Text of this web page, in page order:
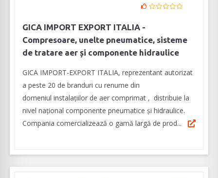
GICA IMPORT EXPORT ITALIA -
Compresoare, unelte pneumatice, sisteme
de tratare aer și componente hidraulice
GICA IMPORT-EXPORT ITALIA, reprezentant autorizat
a peste 20 de branduri cu renume din
domeniul instalațiilor de aer comprimat , distribuie la
nivel național componente pneumatice și hidraulice.
Compania comercializează o gamă largă de prod...